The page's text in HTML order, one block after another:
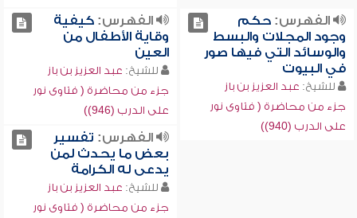
الفهرس:حكم
وجود المجلات والبسط
والوسائد التي فيها صور
في البيوت
للشيخ: عبد العزيز بن باز
جزء من محاضرة ( فتاوى نور
على الدرب (940))
الفهرس:كيفية
وقاية الأطفال من
العين
للشيخ: عبد العزيز بن باز
جزء من محاضرة ( فتاوى نور
على الدرب (946))
الفهرس: تفسير
بعض ما يحدث لمن
يدعى له الكرامة
للشيخ: عبد العزيز بن باز
جزء من محاضرة ( فتاوى نور